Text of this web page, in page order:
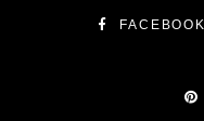
FACEBOOK